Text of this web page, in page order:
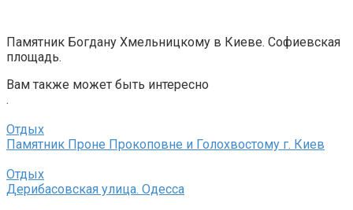
Памятник Богдану Хмельницкому в Киеве. Софиевская
площадь.
Вам также может быть интересно
.
Отдых
Памятник Проне Прокоповне и Голохвостому г. Киев
Отдых
Дерибасовская улица. Одесса